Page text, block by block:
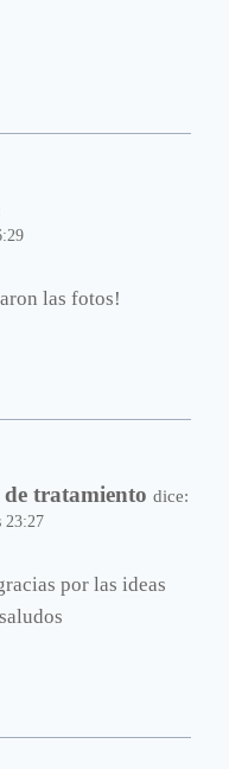
las fotos!
tratamiento dice:
23:27
por las ideas